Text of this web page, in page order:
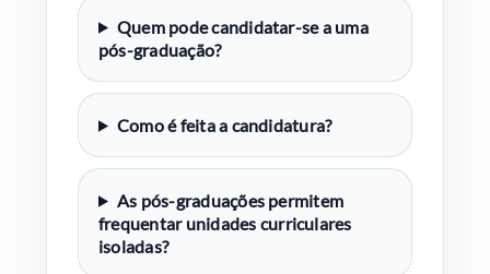
Quem pode candidatar-se a uma
pós-graduação?
Como é feita a candidatura?
As pós-graduações permitem
frequentar unidades curriculares
isoladas?